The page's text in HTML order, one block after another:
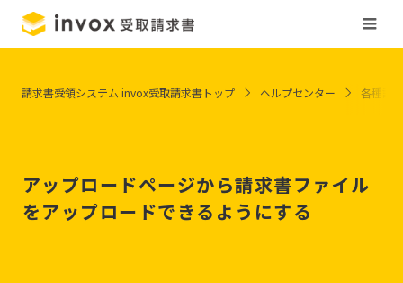
アップロードページから請求書ファイル
をアップロードできるようにする
請求書受領システム invox受取請求書トップ ヘルプセンター 各種設定